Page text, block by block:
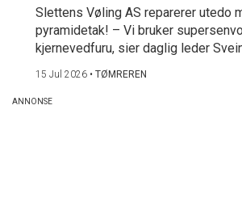
Slettens Vøling AS reparerer utedo
pyramidetak! – Vi bruker
kjernevedfuru, sier daglig leder
15 Jul 2026 • TØMREREN